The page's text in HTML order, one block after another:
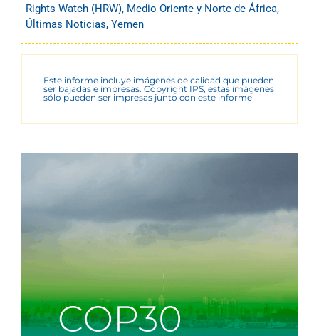
Rights Watch (HRW), Medio Oriente y Norte de África,
Últimas Noticias, Yemen
Este informe incluye imágenes de calidad que pueden
ser bajadas e impresas. Copyright IPS, estas imágenes
sólo pueden ser impresas junto con este informe